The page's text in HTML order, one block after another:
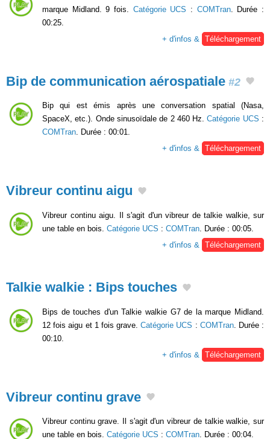
marque Midland. 9 fois. Catégorie UCS : COMTran. Durée :
00:25.
+ d'infos &
Téléchargement
Bip de communication aérospatiale #2
Bip qui est émis après une conversation spatial (Nasa,
SpaceX, etc.). Onde sinusoïdale de 2 460 Hz.Catégorie UCS :
COMTran. Durée : 00:01.
+ d'infos & Téléchargement
Vibreur continu aigu
Vibreur continu aigu. Il s'agit d'un vibreur de talkie walkie, sur
une table en bois. Catégorie UCS : COMTran . Durée : 00:05.
+ d'infos &
Téléchargement
Talkie walkie : Bips touches
Bips de touches d'un Talkie walkie G7 de la marque Midland.
12 fois aigu et 1 fois grave.Catégorie UCS : COMTran. Durée :
00:10.
+ d'infos &
Téléchargement
Vibreur continu grave
Vibreur continu grave. Il s'agit d'un vibreur de talkie walkie, sur
une table en bois. Catégorie UCS : COMTran. Durée : 00:04.